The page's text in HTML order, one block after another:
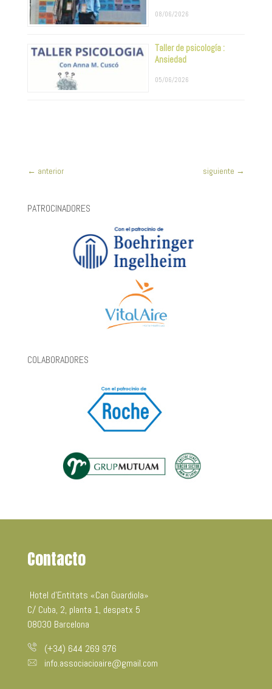
08/06/2026
Taller de psicología :
Ansiedad
05/06/2026
← anterior siguiente →
PATROCINADORES
COLABORADORES
Contacto
Hotel d’Entitats «Can Guardiola»
C/ Cuba, 2, planta 1, despatx 5
08030 Barcelona
(+34) 644 269 976
info.associacioaire@gmail.com